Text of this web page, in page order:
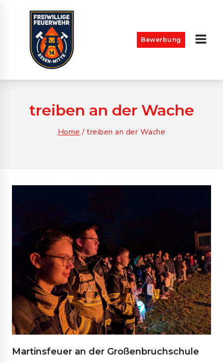
Bewerbung
treiben an der Wache
Home / treiben an der Wache
Martinsfeuer an der Großenbruchschule